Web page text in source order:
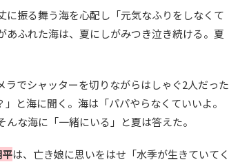
に振る舞う海を心配し「元気なふりをしなくて
ふれた海は、夏にしがみつき泣き続ける。夏
でシャッターを切りながらはしゃぐ2人だった
と海に聞く。海は「パパやらなくていいよ。
な海に「一緒にいる」と夏は答えた。
は、亡き娘に思いをはせ「水季が生きていてく